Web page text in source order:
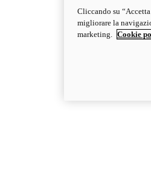
Cliccando su
migliorare la
marketing.
Cookie